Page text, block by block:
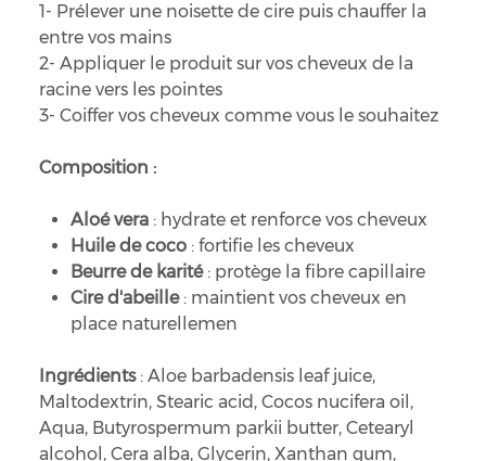
1- Prélever une noisette de cire puis chauffer la
entre vos mains
2- Appliquer le produit sur vos cheveux de la
racine vers les pointes
3- Coiffer vos cheveux comme vous le souhaitez
Composition :
Aloé vera: hydrate et renforce vos cheveux
Huile de coco: fortifie les cheveux
Beurre de karité: protège la fibre capillaire
Cire d'abeille: maintient vos cheveux en
place naturellemen
Ingrédients : Aloe barbadensis leaf juice,
Maltodextrin, Stearic acid, Cocos nucifera oil,
Aqua, Butyrospermum parkii butter, Cetearyl
alcohol, Cera alba, Glycerin, Xanthan gum,